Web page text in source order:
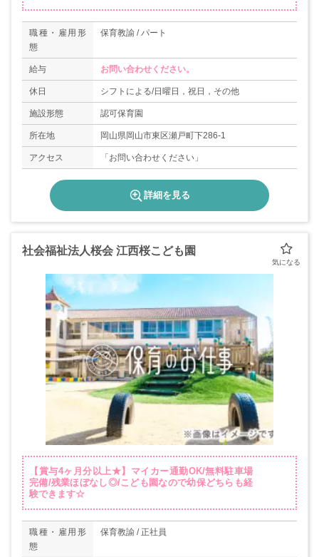
職種・雇用形
態
保育教諭 / パート
給与 お問い合わせください。
休日 シフトによる/日曜日，祝日，その他
施設形態 認可保育園
所在地 岡山県岡山市東区瀬戸町下286-1
アクセス 「お問い合わせください」
詳細を見る
社会福祉法人桜会 江西桜こども園
【賞与4ヶ月分以上★】マイカー通勤OK/無料駐車場
完備/残業ほぼなし◎/こども園なので幼保どちらも経
験できます☆
職種・雇用形
態
保育教諭 / 正社員